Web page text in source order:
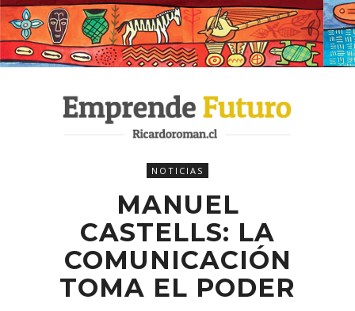
NOTICIAS
MANUEL
CASTELLS: LA
COMUNICACIÓN
TOMA EL PODER